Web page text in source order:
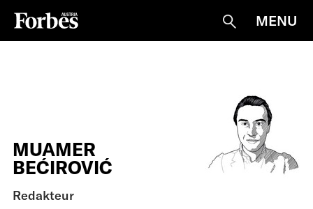
Suche
MENU
MUAMER
BEĆIROVIĆ
Redakteur